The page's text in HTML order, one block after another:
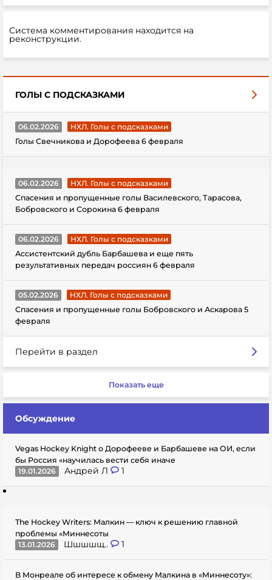
Система комментирования находится на
реконструкции.
ГОЛЫ С ПОДСКАЗКАМИ
06.02.2026
НХЛ. Голы с подсказками
Голы Свечникова и Дорофеева 6 февраля
06.02.2026
НХЛ. Голы с подсказками
Спасения и пропущенные голы Василевского, Тарасова,
Бобровского и Сорокина 6 февраля
06.02.2026
НХЛ. Голы с подсказками
Ассистентский дубль Барбашева и еще пять
результативных передач россиян 6 февраля
05.02.2026
НХЛ. Голы с подсказками
Спасения и пропущенные голы Бобровского и Аскарова 5
февраля
Перейти в раздел
Показать еще
Обсуждение
Vegas Hockey Knight о Дорофееве и Барбашеве на ОИ, если
бы Россия «научилась вести себя иначе
19.01.2026
Андрей Л 1
The Hockey Writers: Малкин — ключ к решению главной
проблемы «Миннесоты
13.01.2026
Шшшшщ.. 1
В Монреале об интересе к обмену Малкина в «Миннесоту»: